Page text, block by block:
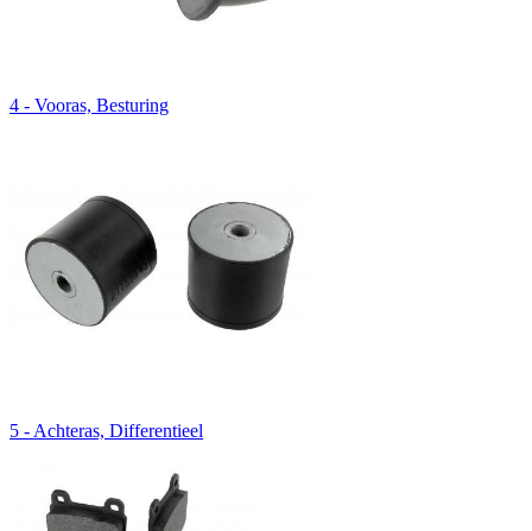
4 - Vooras, Besturing
5 - Achteras, Differentieel